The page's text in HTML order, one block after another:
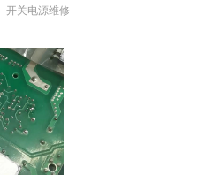
开关电源维修